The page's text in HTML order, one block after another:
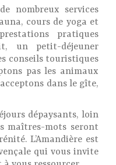
nombreux services
cours de yoga et
pratiques
un petit-déjeuner
conseils touristiques
pas les animaux
dans le gîte,
dépaysants, loin
maîtres-mots seront
L’Amandière est
qui vous invite